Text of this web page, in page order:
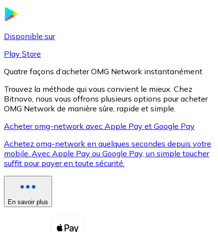
XRP
XRP
Voir toutes
Coupons crypto
Disponible sur
Play Store
Quatre façons d’acheter OMG Network instantanément
Trouvez la méthode qui vous convient le mieux. Chez
Bitnovo, nous vous offrons plusieurs options pour acheter
OMG Network de manière sûre, rapide et simple.
Acheter omg-network avec Apple Pay et Google Pay
Achetez omg-network en quelques secondes depuis votre
mobile. Avec Apple Pay ou Google Pay, un simple toucher
suffit pour payer en toute sécurité.
En savoir plus